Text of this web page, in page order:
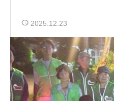
2025.12.23